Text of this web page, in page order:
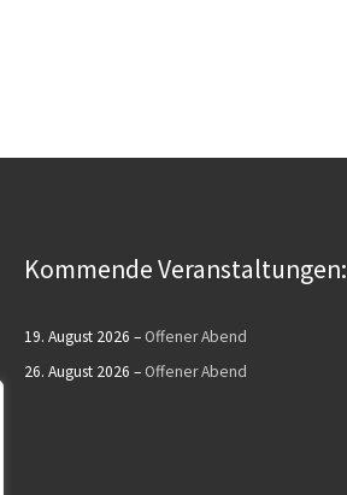
Kommende Veranstaltungen:
19. August 2026 – Offener Abend
26. August 2026 – Offener Abend